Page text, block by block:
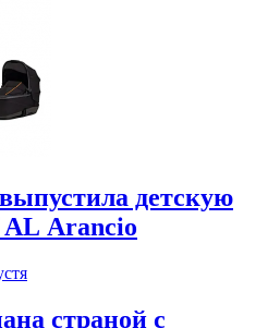
детскую
AL Arancio
страной с